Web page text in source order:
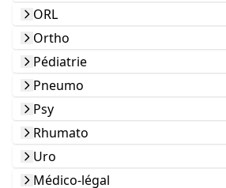
ORL
Ortho
Pédiatrie
Pneumo
Psy
Rhumato
Uro
Médico-légal